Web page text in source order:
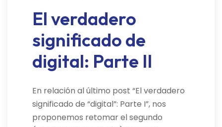
El verdadero
significado de
digital: Parte II
En relación al último post “El verdadero
significado de “digital”: Parte I”, nos
proponemos retomar el segundo